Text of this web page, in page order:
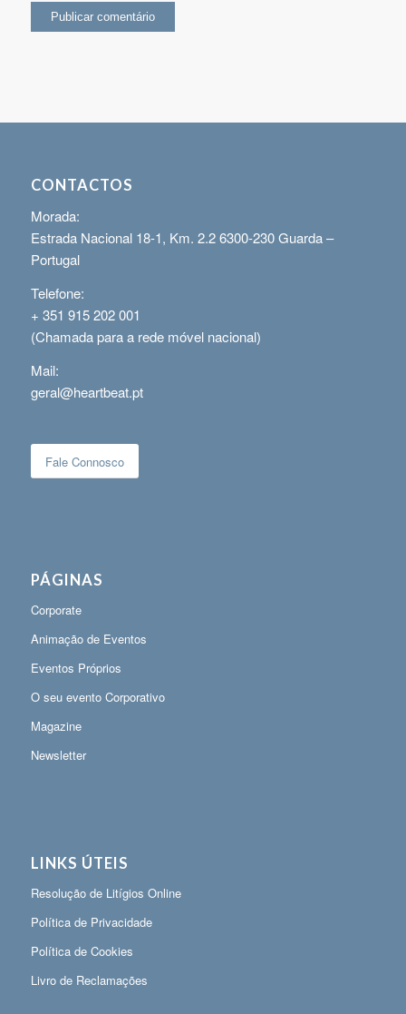
CONTACTOS
Morada:
Estrada Nacional 18-1, Km. 2.2 6300-230 Guarda –
Portugal
Telefone:
+ 351 915 202 001
(Chamada para a rede móvel nacional)
Mail:
geral@heartbeat.pt
Fale Connosco
PÁGINAS
Corporate
Animação de Eventos
Eventos Próprios
O seu evento Corporativo
Magazine
Newsletter
LINKS ÚTEIS
Resolução de Litígios Online
Política de Privacidade
Política de Cookies
Livro de Reclamações